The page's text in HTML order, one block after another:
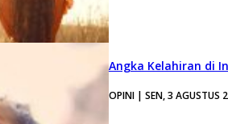
Angka Kelahiran di
OPINI | SEN, 3 AGUSTUS